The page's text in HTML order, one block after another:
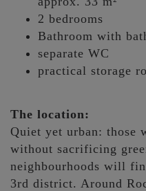
2 bedrooms
Bathroom with
separate WC
practical storage
The location:
Quiet yet urban: those
without sacrificing
neighbourhoods will
3rd district. Around